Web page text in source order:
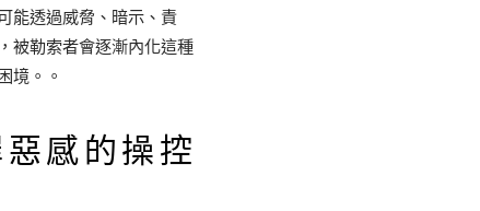
能透過威脅、暗示、責
被勒索者會逐漸內化這種
境。。
感的操控